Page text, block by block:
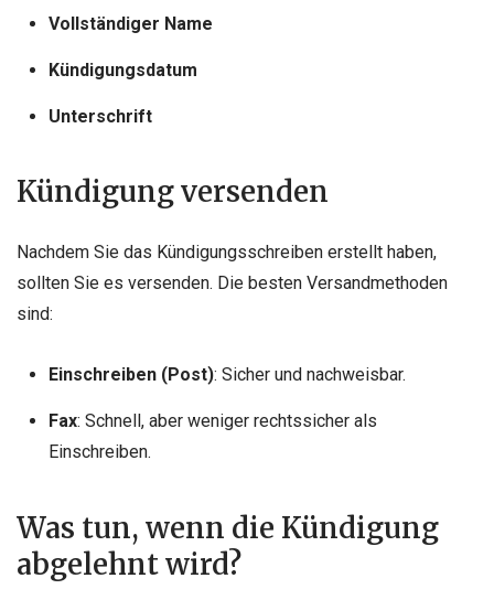
Vollständiger Name
Kündigungsdatum
Unterschrift
Kündigung versenden
Nachdem Sie das Kündigungsschreiben erstellt haben,
sollten Sie es versenden. Die besten Versandmethoden
sind:
Einschreiben (Post): Sicher und nachweisbar.
Fax: Schnell, aber weniger rechtssicher als
Einschreiben.
Was tun, wenn die Kündigung
abgelehnt wird?